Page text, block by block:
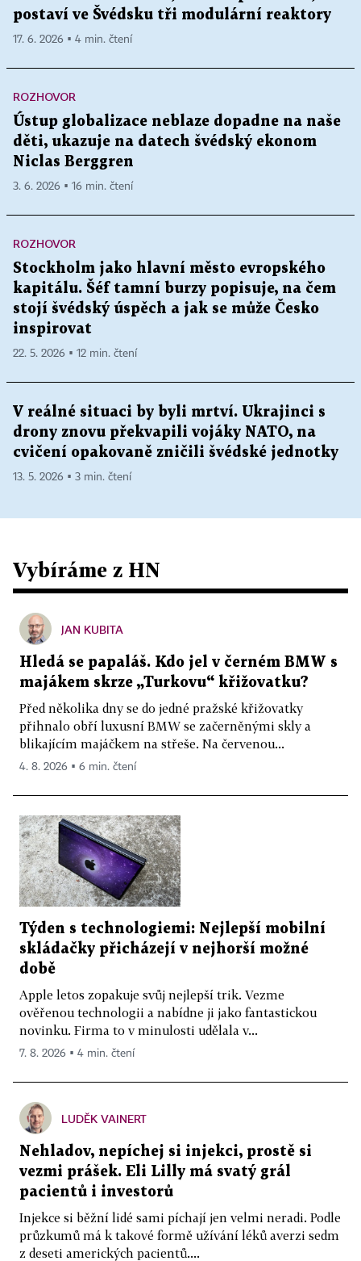
postaví ve Švédsku tři modulární reaktory
17. 6. 2026 ▪ 4 min. čtení
ROZHOVOR
Ústup globalizace neblaze dopadne na naše
děti, ukazuje na datech švédský ekonom
Niclas Berggren
3. 6. 2026 ▪ 16 min. čtení
ROZHOVOR
Stockholm jako hlavní město evropského
kapitálu. Šéf tamní burzy popisuje, na čem
stojí švédský úspěch a jak se může Česko
inspirovat
22. 5. 2026 ▪ 12 min. čtení
V reálné situaci by byli mrtví. Ukrajinci s
drony znovu překvapili vojáky NATO, na
cvičení opakovaně zničili švédské jednotky
13. 5. 2026 ▪ 3 min. čtení
Vybíráme z HN
JAN KUBITA
Hledá se papaláš. Kdo jel v černém BMW s
majákem skrze „Turkovu“ křižovatku?
Před několika dny se do jedné pražské křižovatky
přihnalo obří luxusní BMW se začerněnými skly a
blikajícím majáčkem na střeše. Na červenou...
4. 8. 2026 ▪ 6 min. čtení
Týden s technologiemi: Nejlepší mobilní
skládačky přicházejí v nejhorší možné
době
Apple letos zopakuje svůj nejlepší trik. Vezme
ověřenou technologii a nabídne ji jako fantastickou
novinku. Firma to v minulosti udělala v...
7. 8. 2026 ▪ 4 min. čtení
LUDĚK VAINERT
Nehladov, nepíchej si injekci, prostě si
vezmi prášek. Eli Lilly má svatý grál
pacientů i investorů
Injekce si běžní lidé sami píchají jen velmi neradi. Podle
průzkumů má k takové formě užívání léků averzi sedm
z deseti amerických pacientů....